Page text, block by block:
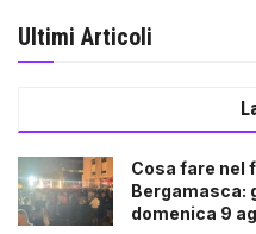
Ultimi Articoli
Cosa fare nel
Bergamasca:
domenica 9